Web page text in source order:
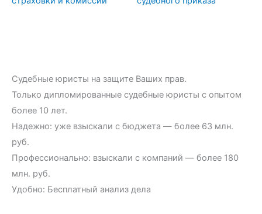
Судебные юристы на защите Ваших прав.
Только дипломированные судебные юристы с опытом
более 10 лет.
Надежно: уже взыскали с бюджета — более 63 млн.
руб.
Профессионально: взыскали с компаний — более 180
млн. руб.
Удобно: Бесплатный анализ дела